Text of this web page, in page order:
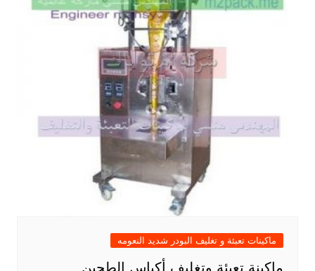
ماكينات تعبئة و تغليف البودر شديد النعومه
ماكينة تعبئة وتغليف أكياس الطحين